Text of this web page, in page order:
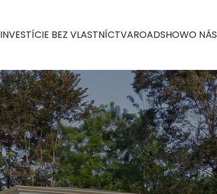
INVESTÍCIE BEZ VLASTNÍCTVAROADSHOWO NÁS